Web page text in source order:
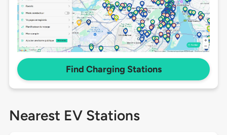
Find Charging Stations
Nearest EV Stations